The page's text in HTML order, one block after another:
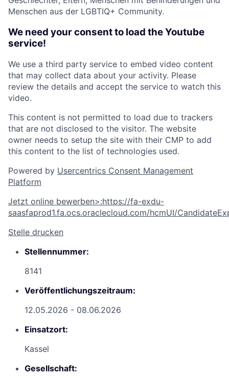
Menschen aus der LGBTIQ+ Community.
We need your consent to load the Youtube
service!
We use a third party service to embed video content
that may collect data about your activity. Please
review the details and accept the service to watch this
video.
This content is not permitted to load due to trackers
that are not disclosed to the visitor. The website
owner needs to setup the site with their CMP to add
this content to the list of technologies used.
Powered by Usercentrics Consent Management
Platform
Jetzt online bewerben>:https://fa-exdu-
saasfaprod1.fa.ocs.oraclecloud.com/hcmUI/
Stelle drucken
Stellennummer:
8141
Veröffentlichungszeitraum:
12.05.2026 - 08.06.2026
Einsatzort:
Kassel
Gesellschaft: